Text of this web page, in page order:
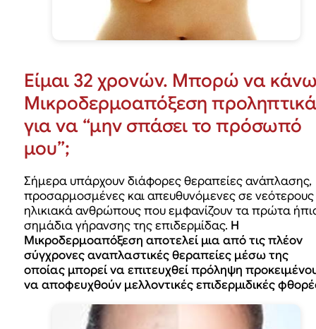
Είμαι 32 χρονών. Μπορώ να
Μικροδερμοαπόξεση
για να “μην σπάσει το πρόσωπό
μου”;
Σήμερα υπάρχουν διάφορες θεραπείες ανάπλασης,
προσαρμοσμένες και απευθυνόμενες σε νεότερους
ηλικιακά ανθρώπους που εμφανίζουν τα πρώτα
σημάδια γήρανσης της επιδερμίδας. Η
Μικροδερμοαπόξεση αποτελεί μια από τις πλέον
σύγχρονες αναπλαστικές θεραπείες μέσω της
οποίας μπορεί να επιτευχθεί πρόληψη
να αποφευχθούν μελλοντικές επιδερμιδικές